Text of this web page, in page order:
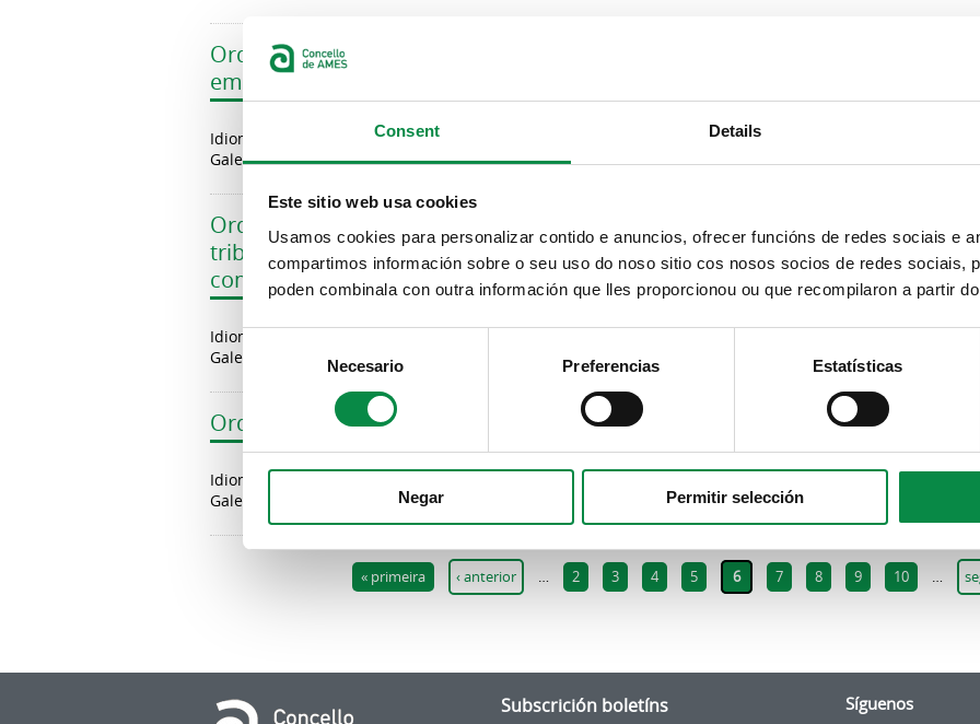
Consent Details
Este sitio web usa cookies
Usamos cookies para personalizar contido e anuncios, ofrecer funcións de redes sociais e
compartimos información sobre o seu uso do noso sitio cos nosos socios de redes sociais,
poden combinala con outra información que lles proporcionou ou que recompilaron a partir
Consent
Necesario Preferencias Estatísticas
Negar Permitir selección
Ordenanza fiscal reguladora da taxa por ocupación do subsolo, solo e voo
empresas explotadoras de servizos de subministración de interese xeral
Idioma
Galego
Ordenanza fiscal reguladora da taxa por ocupación de terreos de uso
tribunas, taboados e outros elementos análogos, con finalidade lucrativa
comercial
Idioma
Galego
Ordenanza fiscal reguladora da taxa pola instalación de postos nos
Idioma
Galego
Páxinas
« primeira ‹ anterior … 2 3 4 5 6 7 8 9 10 …
Subscrición boletíns Síguenos